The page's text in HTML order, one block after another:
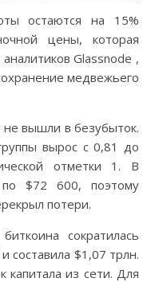
остаются на 15%
цены, которая
Glassnode ,
медвежьего
вышли в безубыток.
вырос с 0,81 до
отметки 1. В
$72 600, поэтому
потери.
сократилась
составила $1,07 трлн.
капитала из сети. Для